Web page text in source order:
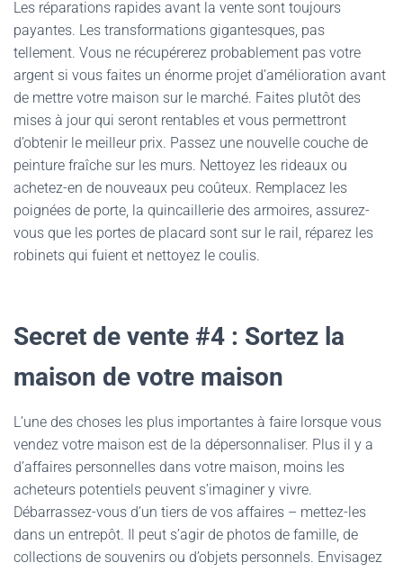
Les réparations rapides avant la vente sont toujours
payantes. Les transformations gigantesques, pas
tellement. Vous ne récupérerez probablement pas votre
argent si vous faites un énorme projet d’amélioration avant
de mettre votre maison sur le marché. Faites plutôt des
mises à jour qui seront rentables et vous permettront
d’obtenir le meilleur prix. Passez une nouvelle couche de
peinture fraîche sur les murs. Nettoyez les rideaux ou
achetez-en de nouveaux peu coûteux. Remplacez les
poignées de porte, la quincaillerie des armoires, assurez-
vous que les portes de placard sont sur le rail, réparez les
robinets qui fuient et nettoyez le coulis.
Secret de vente #4 : Sortez la
maison de votre maison
L’une des choses les plus importantes à faire lorsque vous
vendez votre maison est de la dépersonnaliser. Plus il y a
d’affaires personnelles dans votre maison, moins les
acheteurs potentiels peuvent s’imaginer y vivre.
Débarrassez-vous d’un tiers de vos affaires – mettez-les
dans un entrepôt. Il peut s’agir de photos de famille, de
collections de souvenirs ou d’objets personnels. Envisagez